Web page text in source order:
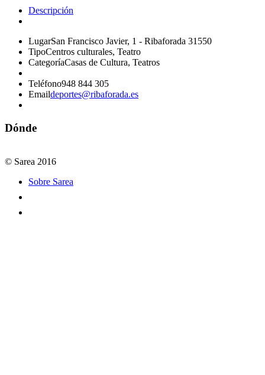
Descripción
LugarSan Francisco Javier, 1 - Ribaforada 31550
TipoCentros culturales, Teatro
CategoríaCasas de Cultura, Teatros
Teléfono948 844 305
Emaildeportes@ribaforada.es
Dónde
© Sarea 2016
Sobre Sarea